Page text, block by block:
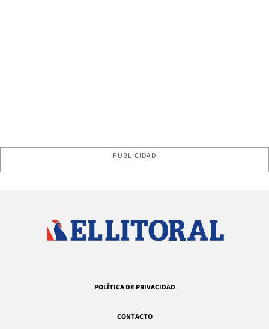
PUBLICIDAD
POLÍTICA DE PRIVACIDAD
CONTACTO